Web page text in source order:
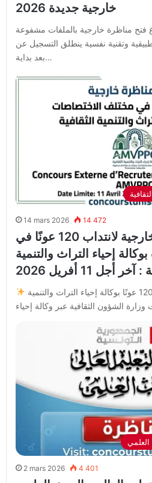
خارجية جديدة 2026
فتح مناظرة خارجية بالملفات مشفوعة
وتقنية نفسية ينطلق التسجيل عن
بعد بداية…
14 mars 2026 14 472
إعلان مناظرة خارجية لانتداب 120 عونًا في
إحياء التراث والتنمية
أجل 11 أفريل 2026
العلمي
2 mars 2026 4 401